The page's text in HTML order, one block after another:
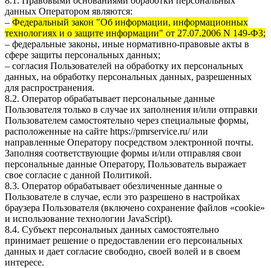
данных Оператором являются:
– Федеральный закон "Об информации, информационных
технологиях и о защите информации" от 27.07.2006 N 149-ФЗ;
– федеральные законы, иные нормативно-правовые акты в
сфере защиты персональных данных;
– согласия Пользователей на обработку их персональных
данных, на обработку персональных данных, разрешенных
для распространения.
8.2. Оператор обрабатывает персональные данные
Пользователя только в случае их заполнения и/или отправки
Пользователем самостоятельно через специальные формы,
расположенные на сайте https://pmrservice.ru/или
направленные Оператору посредством электронной почты.
Заполняя соответствующие формы и/или отправляя свои
персональные данные Оператору, Пользователь выражает
свое согласие с данной Политикой.
8.3. Оператор обрабатывает обезличенные данные о
Пользователе в случае, если это разрешено в настройках
браузера Пользователя (включено сохранение файлов «cookie»
и использование технологии JavaScript).
8.4. Субъект персональных данных самостоятельно
принимает решение о предоставлении его персональных
данных и дает согласие свободно, своей волей и в своем
интересе.